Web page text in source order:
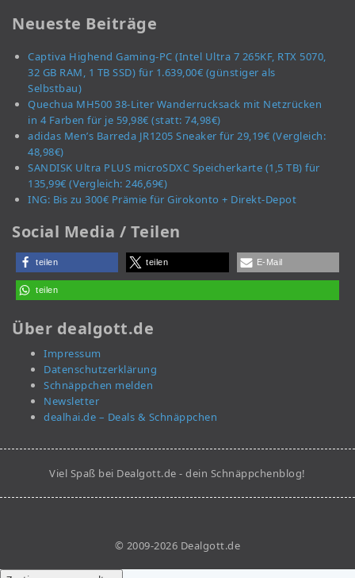
Neueste Beiträge
Captiva Highend Gaming-PC (Intel Ultra 7 265KF, RTX 5070,
32 GB RAM, 1 TB SSD) für 1.639,00€ (günstiger als
Selbstbau)
Quechua MH500 38-Liter Wanderrucksack mit Netzrücken
in 4 Farben für je 59,98€ (statt: 74,98€)
adidas Men’s Barreda JR1205 Sneaker für 29,19€ (Vergleich:
48,98€)
SANDISK Ultra PLUS microSDXC Speicherkarte (1,5 TB) für
135,99€ (Vergleich: 246,69€)
ING: Bis zu 300€ Prämie für Girokonto + Direkt-Depot
Social Media / Teilen
teilen teilen E-Mail
teilen
Über dealgott.de
Impressum
Datenschutzerklärung
Schnäppchen melden
Newsletter
dealhai.de – Deals & Schnäppchen
Viel Spaß bei Dealgott.de - dein Schnäppchenblog!
© 2009-2026 Dealgott.de